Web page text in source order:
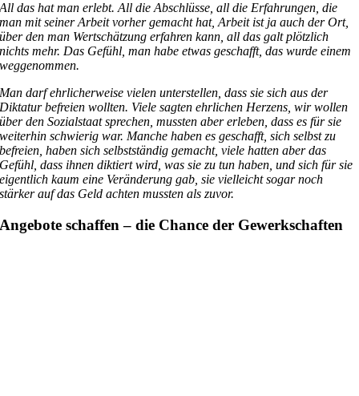
All das hat man erlebt. All die Abschlüsse, all die Erfahrungen, die
man mit seiner Arbeit vorher gemacht hat, Arbeit ist ja auch der Ort,
über den man Wertschätzung erfahren kann, all das galt plötzlich
nichts mehr. Das Gefühl, man habe etwas geschafft, das wurde einem
weggenommen.
Man darf ehrlicherweise vielen unterstellen, dass sie sich aus der
Diktatur befreien wollten. Viele sagten ehrlichen Herzens, wir wollen
über den Sozialstaat sprechen, mussten aber erleben, dass es für sie
weiterhin schwierig war. Manche haben es geschafft, sich selbst zu
befreien, haben sich selbstständig gemacht, viele hatten aber das
Gefühl, dass ihnen diktiert wird, was sie zu tun haben, und sich für sie
eigentlich kaum eine Veränderung gab, sie vielleicht sogar noch
stärker auf das Geld achten mussten als zuvor.
Angebote schaffen – die Chance der Gewerkschaften